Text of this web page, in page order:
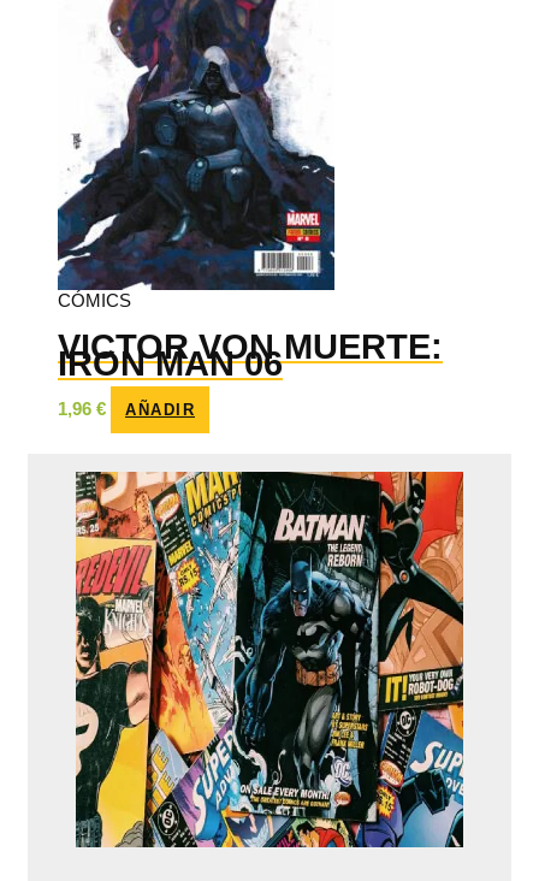
CÓMICS
VICTOR VON MUERTE:
IRON MAN 06
1,96 € AÑADIR